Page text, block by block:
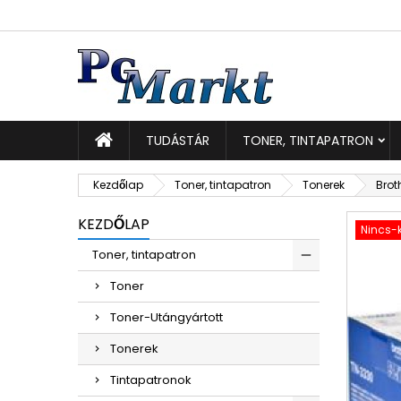
TUDÁSTÁR TONER, TINTAPATRON
Kezdőlap Toner, tintapatron Tonerek
KEZDŐLAP
Toner, tintapatron
Toner
Toner-Utángyártott
Tonerek
Tintapatronok
Nincs-